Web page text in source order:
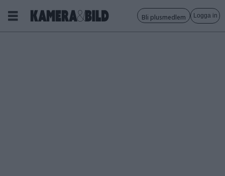
Bli plusmedlem Logga in